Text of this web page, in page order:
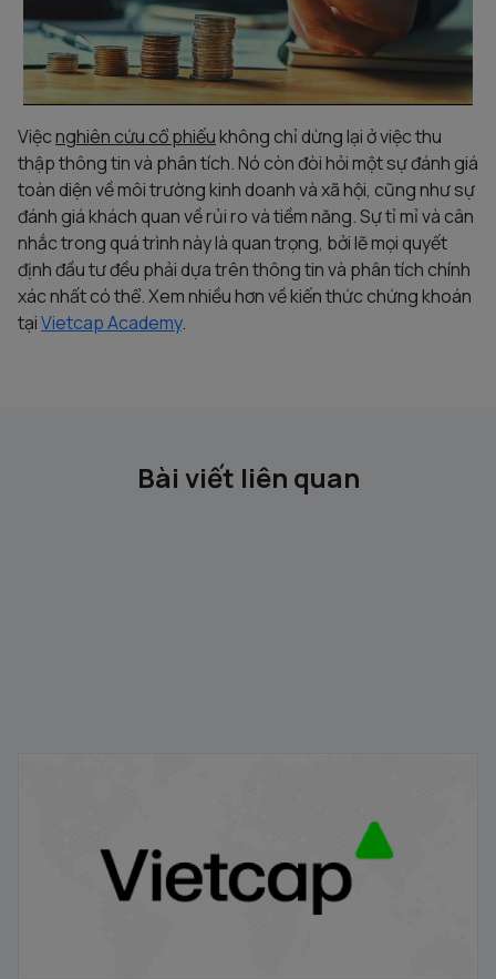
Việcnghiên cứu cổ phiếukhông chỉ dừng lại ở việc thu
thập thông tin và phân tích. Nó còn đòi hỏi một sự đánh giá
toàn diện về môi trường kinh doanh và xã hội, cũng như sự
đánh giá khách quan về rủi ro và tiềm năng. Sự tỉ mỉ và cân
nhắc trong quá trình này là quan trọng, bởi lẽ mọi quyết
định đầu tư đều phải dựa trên thông tin và phân tích chính
xác nhất có thể. Xem nhiều hơn về kiến thức chứng khoán
tạiVietcap Academy.
Bài viết liên quan